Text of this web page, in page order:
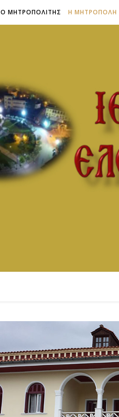
Ο ΜΗΤΡΟΠΟΛΙΤΗΣ Η ΜΗΤΡΟΠΟΛΗ